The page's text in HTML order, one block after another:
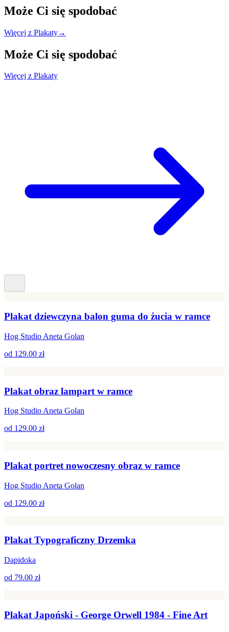
Może Ci się spodobać
Więcej z Plakaty→
Może Ci się spodobać
Więcej z Plakaty
Plakat dziewczyna balon guma do żucia w ramce
Hog Studio Aneta Golan
od 129.00 zł
Plakat obraz lampart w ramce
Hog Studio Aneta Golan
od 129.00 zł
Plakat portret nowoczesny obraz w ramce
Hog Studio Aneta Golan
od 129.00 zł
Plakat Typograficzny Drzemka
Dapidoka
od 79.00 zł
Plakat Japoński - George Orwell 1984 - Fine Art